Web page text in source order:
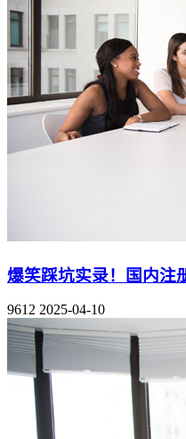
爆笑踩坑实录！国内注
9612 2025-04-10